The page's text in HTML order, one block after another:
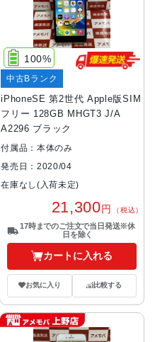
iPhoneSE 第2世代 Apple版SIM
フリー 128GB MHGT3 J/A
A2296 ブラック
100%
中古Bランク
付属品：本体のみ
発売日：2020/04
在庫なし(入荷未定)
21,300円 （税込）
17時までのご注文で当日発送※休
日を除く
カートに入れる
お気に入り 比較する